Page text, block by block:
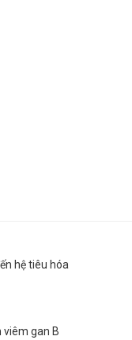
hệ tiêu hóa
viêm gan B